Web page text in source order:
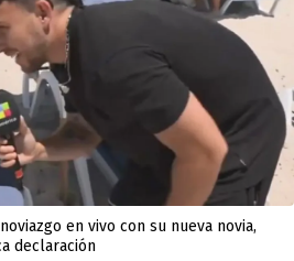
en vivo con su nueva novia,
declaración